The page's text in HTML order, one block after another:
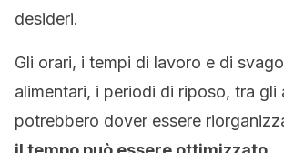
desideri.
Gli orari, i tempi di lavoro e di
alimentari, i periodi di riposo, tra gli
potrebbero dover essere